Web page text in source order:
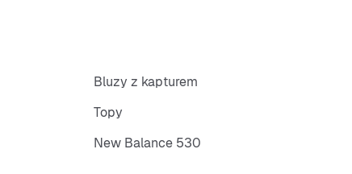
Bluzy z kapturem
Topy
New Balance 530